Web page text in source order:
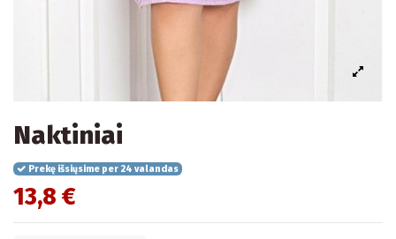
Naktiniai
Prekę išsiųsime per 24 valandas
13,8 €